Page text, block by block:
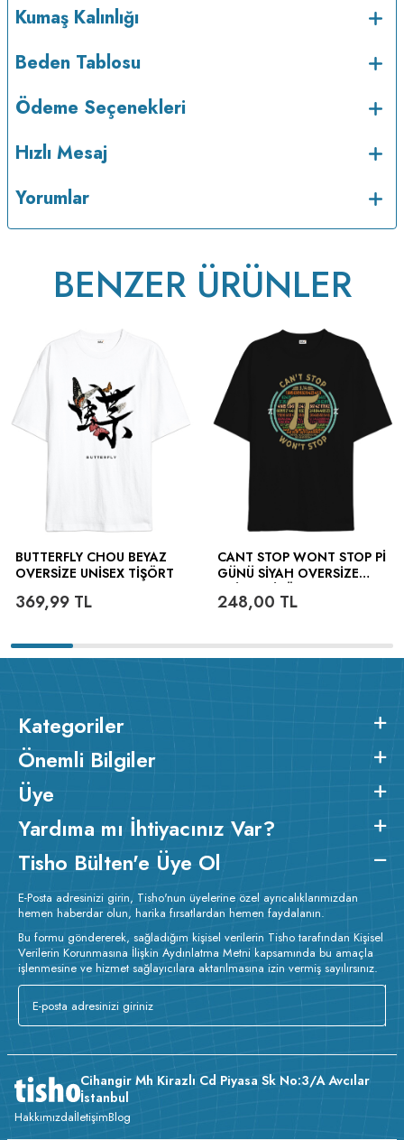
Kumaş Kalınlığı
Beden Tablosu
Ödeme Seçenekleri
Hızlı Mesaj
Yorumlar
BENZER ÜRÜNLER
BUTTERFLY CHOU BEYAZ
OVERSIZE UNISEX TIŞÖRT
369,99 TL
CANT STOP WONT STOP PI
GÜNÜ SIYAH OVERSIZE
248,00 TL
Kategoriler
Önemli Bilgiler
Üye
Yardıma mı İhtiyacınız Var?
Tisho Bülten'e Üye Ol
E-Posta adresinizi girin, Tisho'nun üyelerine özel ayrıcalıklarımızdan
hemen haberdar olun, harika fırsatlardan hemen faydalanın.
Bu formu göndererek, sağladığım kişisel verilerin Tisho tarafından Kişisel
Verilerin Korunmasına İlişkin Aydınlatma Metni kapsamında bu amaçla
işlenmesine ve hizmet sağlayıcılara aktarılmasına izin vermiş sayılırsınız.
Cihangir Mh Kirazlı Cd Piyasa Sk No:3/A Avcılar
İstanbul
HakkımızdaİletişimBlog